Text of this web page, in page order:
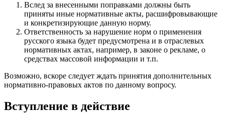
Вслед за внесенными поправками должны быть
приняты иные нормативные акты, расшифровывающие
и конкретизирующие данную норму.
Ответственность за нарушение норм о применения
русского языка будет предусмотрена и в отраслевых
нормативных актах, например, в законе о рекламе, о
средствах массовой информации и т.п.
Возможно, вскоре следует ждать принятия дополнительных
нормативно-правовых актов по данному вопросу.
Вступление в действие